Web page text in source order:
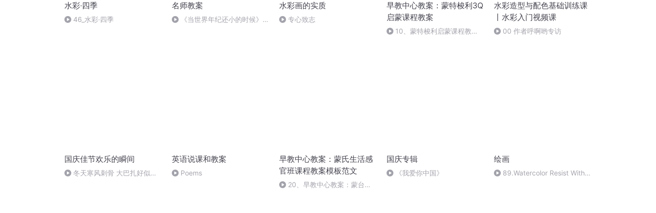
水彩∙四季
46_水彩·四季
名师教案
《当世界年纪还小的时候》教
水彩画的实质
专心致志
早教中心教案：蒙特梭利3Q
启蒙课程教案
10、蒙特梭利启蒙课程教
水彩造型与配色基础训练课
丨水彩入门视频课
00 作者呼啊哟专访
国庆佳节欢乐的瞬间
冬天寒风刺骨 大巴扎好似温
英语说课和教案
Poems
早教中心教案：蒙氏生活感
官班课程教案模板范文
20、早教中心教案：蒙台梭
国庆专辑
《我爱你中国》
绘画
89.Watercolor Resist With